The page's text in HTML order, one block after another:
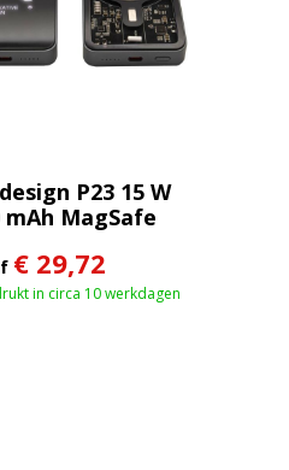
P23 15 W
mAh MagSafe
€ 29,72
in circa 10 werkdagen